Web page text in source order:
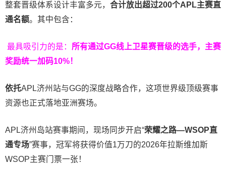
整套晋级体系设计丰富多元， 合计放出超过200个APL主赛直
通名额。其中包含：
最具吸引力的是： 所有通过GG线上卫星赛晋级的选手，主赛
奖励统一加码10%！
依托APL济州站与GG的深度战略合作，这项世界级顶级赛事
资源也正式落地亚洲赛场。
APL济州岛站赛事期间，现场同步开启“荣耀之路—WSOP直
通专场”赛事，冠军将获得价值1万刀的2026年拉斯维加斯
WSOP主赛门票一张！